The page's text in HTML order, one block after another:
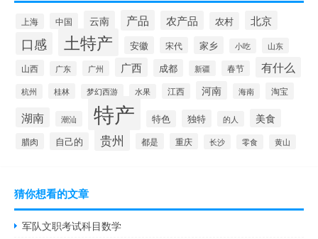
上海 中国 云南 产品 农产品 农村 北京
口感 土特产 安徽 宋代 家乡 小吃 山东
山西 广东 广州 广西 成都 新疆 春节 有什么
杭州 桂林 梦幻西游 水果 江西 河南 海南 淘宝
湖南 潮汕 特产 特色 独特 的人 美食
腊肉 自己的 贵州 都是 重庆 长沙 零食 黄山
猜你想看的文章
军队文职考试科目数学